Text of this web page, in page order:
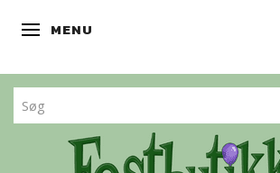
SKIFTE NAVIGATION
MENU